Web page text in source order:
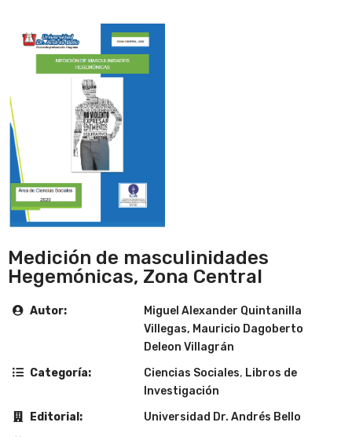
Medición de masculinidades
Hegemónicas, Zona Central
Autor:
Miguel Alexander Quintanilla
Villegas, Mauricio Dagoberto
Deleon Villagrán
Categoría:
Ciencias Sociales, Libros de
Investigación
Editorial:
Universidad Dr. Andrés Bello